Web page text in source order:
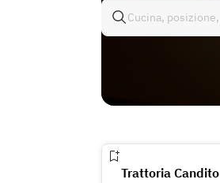
Trattoria Candito